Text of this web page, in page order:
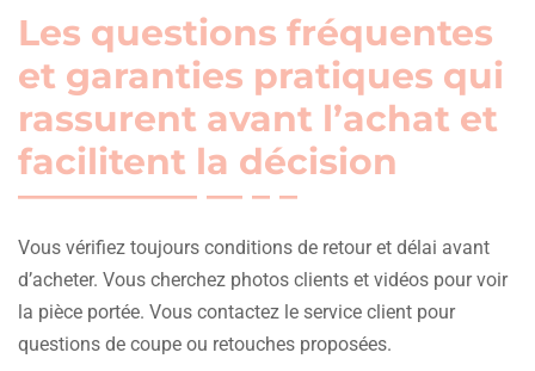
Les questions fréquentes
et garanties pratiques qui
rassurent avant l’achat et
facilitent la décision
Vous vérifiez toujours conditions de retour et délai avant
d’acheter. Vous cherchez photos clients et vidéos pour voir
la pièce portée. Vous contactez le service client pour
questions de coupe ou retouches proposées.